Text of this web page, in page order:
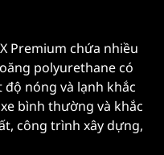
Premium chứa nhiều
polyurethane có
nóng và lạnh khắc
bình thường và khắc
công trình xây dựng,